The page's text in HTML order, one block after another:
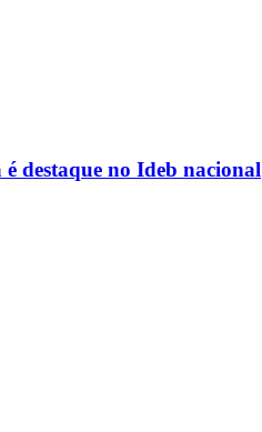
destaque no Ideb nacional